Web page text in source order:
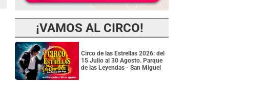
¡VAMOS AL CIRCO!
Circo de las Estrellas 2026: del
15 Julio al 30 Agosto. Parque
de las Leyendas - San Miguel